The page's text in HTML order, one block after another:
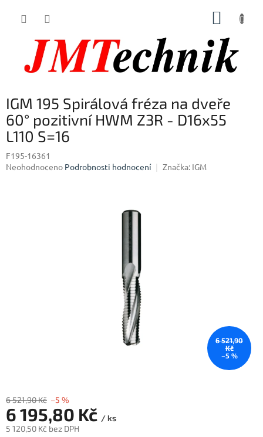
IGM 195 Spirálová fréza na dveře
60° pozitivní HWM Z3R - D16x55
L110 S=16
F195-16361
Průměrné
Neohodnoceno Podrobnosti hodnocení Značka: IGM
6 521,90
Kč
–5 %
6 521,90 Kč –5 %
6 195,80 Kč / ks
5 120,50 Kč bez DPH